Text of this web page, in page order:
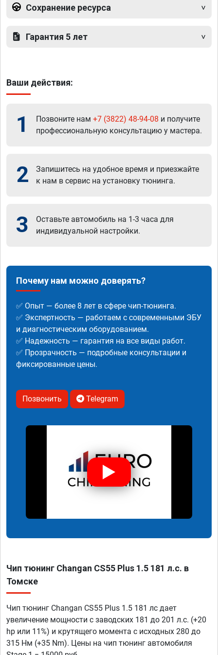
Сохранение ресурса
Гарантия 5 лет
Ваши действия:
1 Позвоните нам +7 (3822) 48-94-08 и получите
профессиональную консультацию у мастера.
2
Запишитесь на удобное время и приезжайте
к нам в сервис на установку тюнинга.
3
Оставьте автомобиль на 1-3 часа для
индивидуальной настройки.
Почему нам можно доверять?
✅ Опыт — более 8 лет в сфере чип-тюнинга.
✅ Экспертность — работаем с современными ЭБУ
и диагностическим оборудованием.
✅ Надежность — гарантия на все виды работ.
✅ Прозрачность — подробные консультации и
фиксированные цены.
Позвонить Telegram
Чип тюнинг Changan CS55 Plus 1.5 181 л.с. в
Томске
Чип тюнинг Changan CS55 Plus 1.5 181 лс дает
увеличение мощности с заводских 181 до 201 л.с. (+20
hp или 11%) и крутящего момента с исходных 280 до
315 Нм (+35 Nm). Цены на чип тюнинг автомобиля